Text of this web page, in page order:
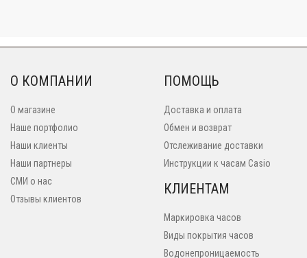
О КОМПАНИИ
О магазине
Наше портфолио
Наши клиенты
Наши партнеры
СМИ о нас
Отзывы клиентов
ПОМОЩЬ
Доставка и оплата
Обмен и возврат
Отслеживание доставки
Инструкции к часам Casio
КЛИЕНТАМ
Маркировка часов
Виды покрытия часов
Водонепроницаемость